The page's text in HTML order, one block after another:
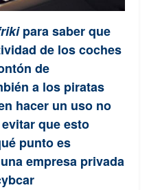
para saber que
de los coches
de
a los piratas
hacer un uso no
que esto
punto es
empresa privada